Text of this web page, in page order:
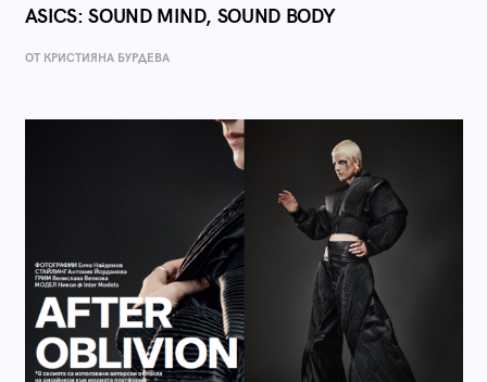
ASICS: SOUND MIND, SOUND BODY
ОТ КРИСТИЯНА БУРДЕВА